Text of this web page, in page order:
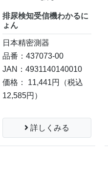
排尿検知受信機わかるに
ょん
日本精密測器
品番：437073-00
JAN：4931140140010
価格： 11,441円
（税込
12,585円）
詳しくみる